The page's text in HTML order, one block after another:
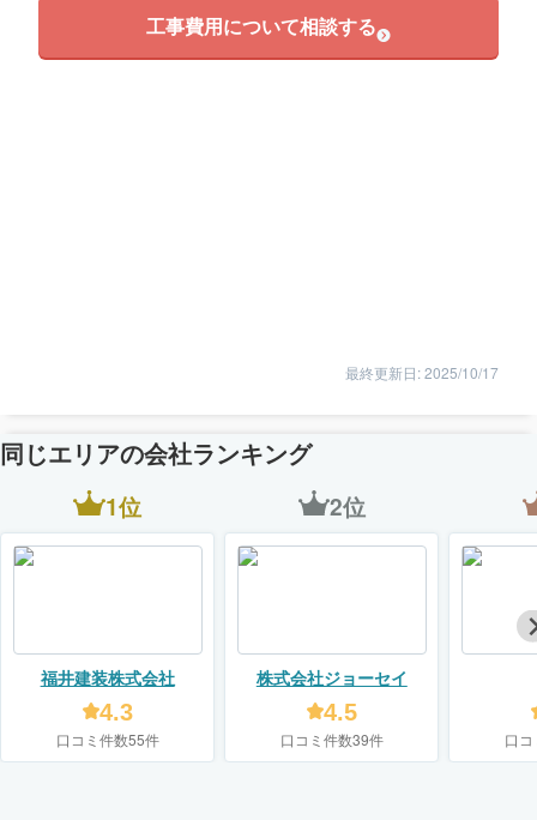
工事費用について相談する
最終更新日: 2025/10/17
同じエリアの会社ランキング
1位
福井建装株式会社
4.3
口コミ件数55件
2位
株式会社ジョーセイ
4.5
口コミ件数39件 口